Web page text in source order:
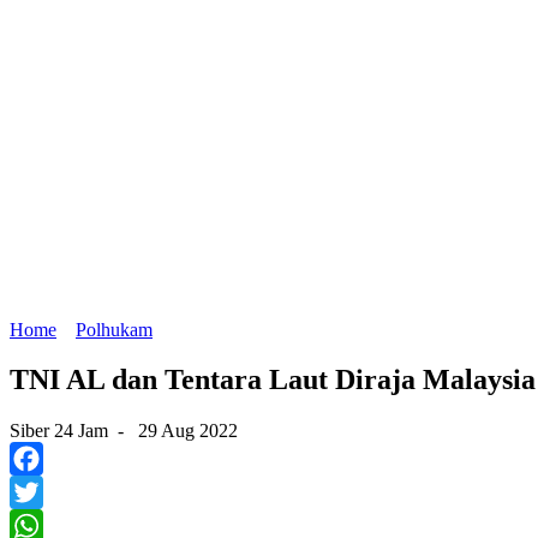
Home Polhukam
TNI AL dan Tentara Laut Diraja
Siber 24 Jam - 29 Aug 2022
Facebook
Twitter